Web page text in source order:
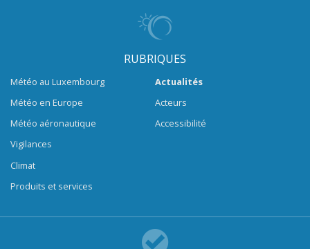
RUBRIQUES
Météo au Luxembourg
Météo en Europe
Météo aéronautique
Vigilances
Climat
Produits et services
Actualités
Acteurs
Accessibilité